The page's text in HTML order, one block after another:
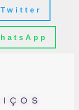
Twitter